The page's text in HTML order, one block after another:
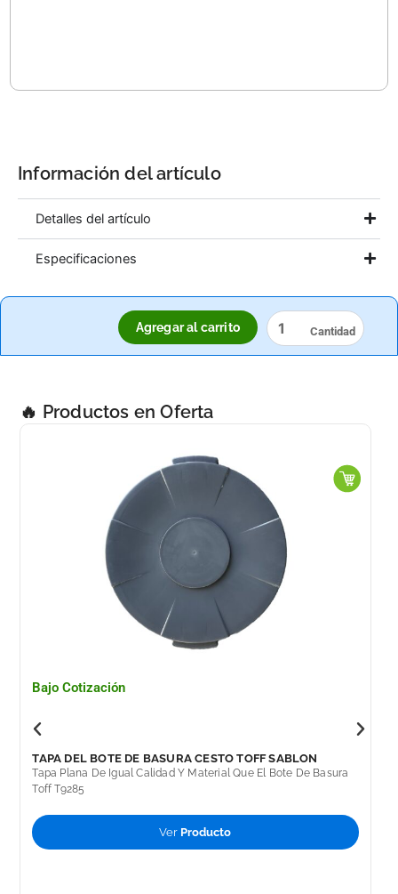
Información del artículo
Detalles del artículo
Especificaciones
PISTOLA
ATOMIZADORA
CANYON
cantidad
Agregar al carrito
🔥 Productos en Oferta
Bajo Cotización
TAPA DEL BOTE DE BASURA CESTO TOFF SABLON
Tapa Plana De Igual Calidad Y Material Que El Bote De Basura
Toff T9285
Ver Producto